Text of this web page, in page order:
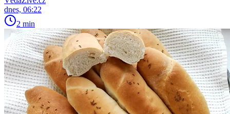
dnes, 06:22
2 min